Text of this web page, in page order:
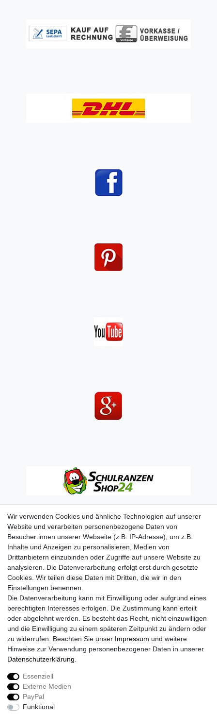
Wir verwenden Cookies und ähnliche Technologien auf unserer
Website und verarbeiten personenbezogene Daten von
Besucher:innen unserer Webseite (z.B. IP-Adresse), um z.B.
Inhalte und Anzeigen zu personalisieren, Medien von
Drittanbietern einzubinden oder Zugriffe auf unsere Website zu
analysieren. Die Datenverarbeitung erfolgt erst durch gesetzte
Cookies. Wir teilen diese Daten mit Dritten, die wir in den
Einstellungen benennen.
Die Datenverarbeitung kann mit Einwilligung oder aufgrund eines
berechtigten Interesses erfolgen. Die Zustimmung kann erteilt
oder abgelehnt werden. Es besteht das Recht, nicht einzuwilligen
und die Einwilligung zu einem späteren Zeitpunkt zu ändern oder
zu widerrufen. Beachten Sie unser Impressum und weitere
Hinweise zur Verwendung personenbezogener Daten in unserer
Daten­schutz­erklärung
Essenziell
Externe Medien
PayPal
Funktional